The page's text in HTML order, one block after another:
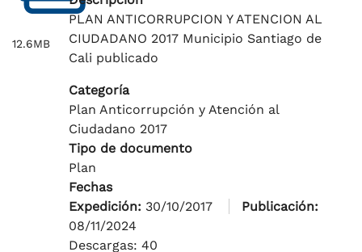
12.6MB
PLAN ANTICORRUPCION Y ATENCION AL
CIUDADANO 2017 Municipio Santiago de
Cali publicado
Categoría
Plan Anticorrupción y Atención al
Ciudadano 2017
Tipo de documento
Plan
Fechas
Expedición: 30/10/2017
Publicación:
08/11/2024
Descargas: 40